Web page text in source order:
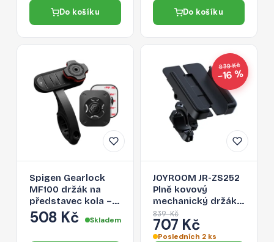
Do košíku Do košíku
Spigen Gearlock
MF100 držák na
představec kola –
černý
508 Kč Skladem
839 Kč
−16 %
JOYROOM JR-ZS252
Plně kovový
mechanický držák
telefonu na
kolo/motorku,
černý
839 Kč
707 Kč
Posledních 2 ks